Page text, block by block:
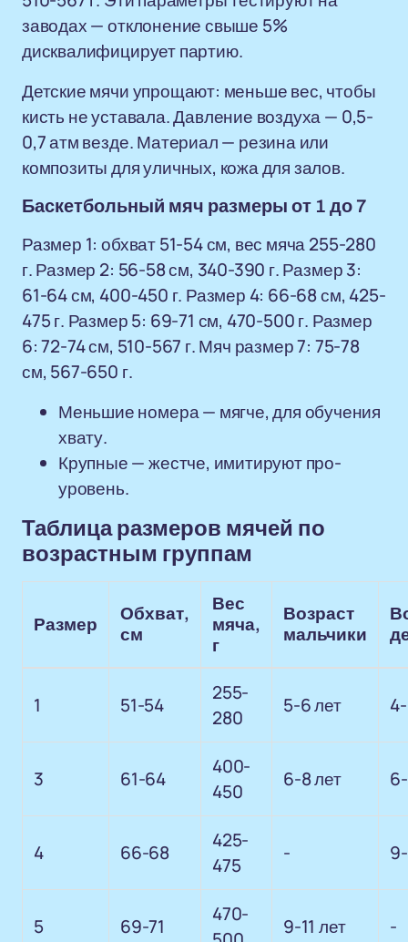
заводах — отклонение свыше 5%
дисквалифицирует партию.
Детские мячи упрощают: меньше вес, чтобы
кисть не уставала. Давление воздуха — 0,5-
0,7 атм везде. Материал — резина или
композиты для уличных, кожа для залов.
Баскетбольный мяч размеры от 1 до 7
Размер 1: обхват 51-54 см, вес мяча 255-280
г. Размер 2: 56-58 см, 340-390 г. Размер 3:
61-64 см, 400-450 г. Размер 4: 66-68 см, 425-
475 г. Размер 5: 69-71 см, 470-500 г. Размер
6: 72-74 см, 510-567 г. Мяч размер 7: 75-78
см, 567-650 г.
Меньшие номера — мягче, для обучения
хвату.
Крупные — жестче, имитируют про-
уровень.
Таблица размеров мячей по
возрастным группам
Размер
Обхват,
см
Вес
мяча,
г
Возраст
мальчики
1 51-54
255-
280
5-6 лет
3 61-64
400-
450
6-8 лет
4 66-68
425-
475
-
5 69-71
470-
9-11 лет -